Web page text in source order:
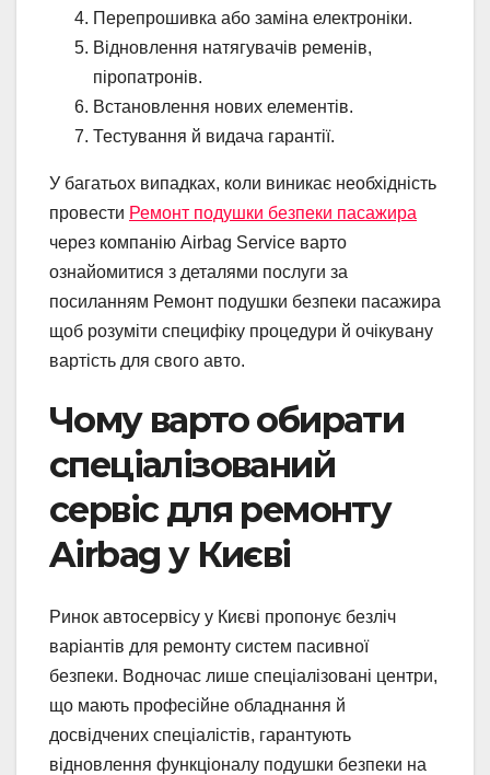
Перепрошивка або заміна електроніки.
Відновлення натягувачів ременів,
піропатронів.
Встановлення нових елементів.
Тестування й видача гарантії.
У багатьох випадках, коли виникає необхідність
провести Ремонт подушки безпеки пасажира
через компанію Airbag Service варто
ознайомитися з деталями послуги за
посиланням Ремонт подушки безпеки пасажира
щоб розуміти специфіку процедури й очікувану
вартість для свого авто.
Чому варто обирати
спеціалізований
сервіс для ремонту
Airbag у Києві
Ринок автосервісу у Києві пропонує безліч
варіантів для ремонту систем пасивної
безпеки. Водночас лише спеціалізовані центри,
що мають професійне обладнання й
досвідчених спеціалістів, гарантують
відновлення функціоналу подушки безпеки на